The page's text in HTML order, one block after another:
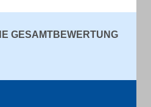
GESAMTBEWERTUNG